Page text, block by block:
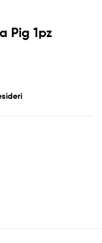
Pig 1pz